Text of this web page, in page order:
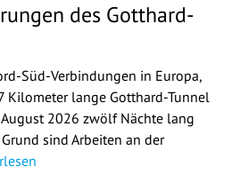
des Gotthard-
Süd-Verbindungen in Europa,
Kilometer lange Gotthard-Tunnel
2026 zwölf Nächte lang
sind Arbeiten an der